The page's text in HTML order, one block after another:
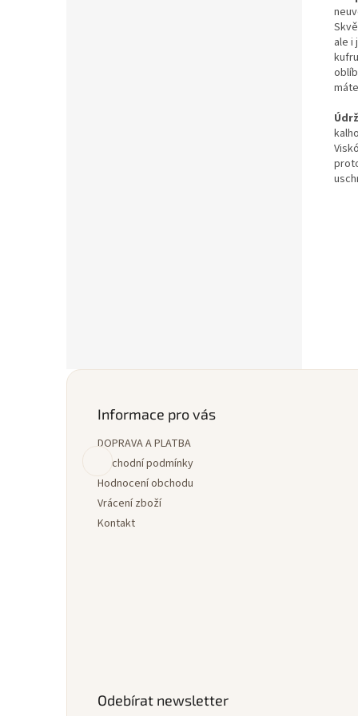
ale i
Informace pro vás
DOPRAVA A PLATBA
Obchodní podmínky
Hodnocení obchodu
Vrácení zboží
Kontakt
Odebírat newsletter